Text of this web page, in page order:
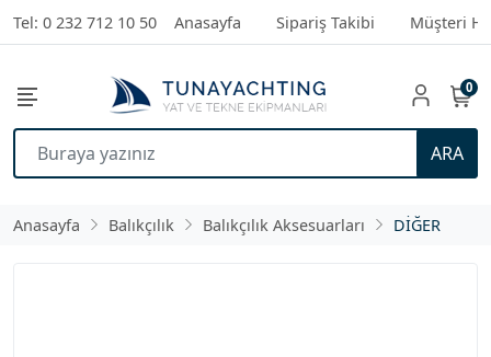
Tel: 0 232 712 10 50 Anasayfa Sipariş Takibi Müşteri
ARA
0
Anasayfa Balıkçılık Balıkçılık Aksesuarları DİĞER